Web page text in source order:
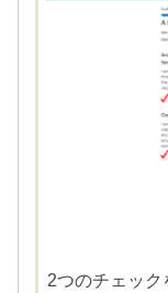
2つのチェック